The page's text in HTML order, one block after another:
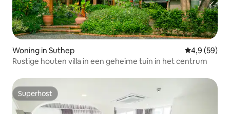
Woning in Suthep Gemiddelde
4,9 (59)
Rustige houten villa in een geheime tuin in het centrum
Superhost
Superhost